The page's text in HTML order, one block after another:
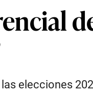
elecciones